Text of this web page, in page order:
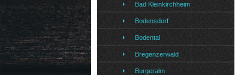
Bad Kleinkirchheim
Bodensdorf
Bodental
Bregenzerwald
Burgeralm